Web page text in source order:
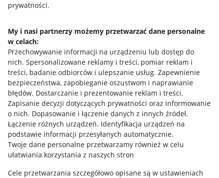
prywatności.
My i nasi partnerzy możemy przetwarzać dane personalne
w celach:
Przechowywanie informacji na urządzeniu lub dostęp do
nich. Spersonalizowane reklamy i treści, pomiar reklam i
treści, badanie odbiorców i ulepszanie usług. Zapewnienie
bezpieczeństwa, zapobieganie oszustwom i naprawianie
błędów. Dostarczanie i prezentowanie reklam i treści.
Zapisanie decyzji dotyczących prywatności oraz informowanie
o nich. Dopasowanie i łączenie danych z innych źródeł.
Łączenie różnych urządzeń. Identyfikacja urządzeń na
podstawie informacji przesyłanych automatycznie.
Twoje dane personalne przetwarzamy również w celu
ułatwiania korzystania z naszych stron
Cele przetwarzania szczegółowo opisane są w ustawieniach
Jak to działa
Allegro Gadane dla sprzedających
Allegro Gadane dla kupujących
Mapa miejscowości
Informacje prawne
Regulamin
Polityka plików "cookies"
Ustawienia plików "cookies"
Udostępnianie lokalizacji